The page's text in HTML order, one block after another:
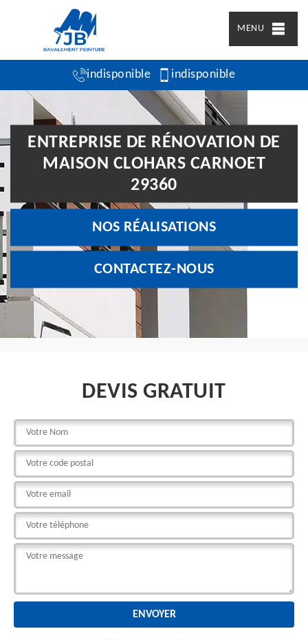
MENU
indisponible indisponible
ENTREPRISE DE RÉNOVATION DE
MAISON CLOHARS CARNOET
29360
NOS RÉALISATIONS
CONTACTEZ-NOUS
DEVIS GRATUIT